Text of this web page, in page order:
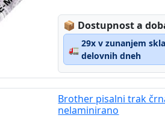
📦 Lagerstatus:
Dostupnost a
🚛
29x v zunanjem
delovnih dneh
Brother pisalni trak
nelaminirano